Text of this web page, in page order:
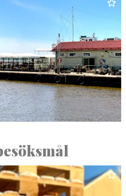
WÅF­FEL­BAREN